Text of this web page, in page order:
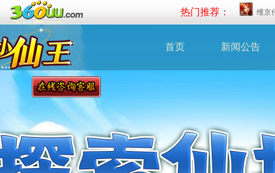
热门推荐： 维京
首页 新闻公告